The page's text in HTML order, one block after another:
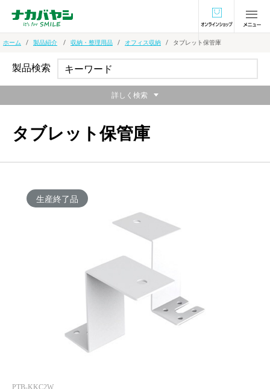
オンラインショ
ホーム 製品紹介 収納・整理用品 オフィス収納 タブレット保管庫
タブレット保管庫
生産終了品
PTB-KKC2W
製品検索
詳しく検索